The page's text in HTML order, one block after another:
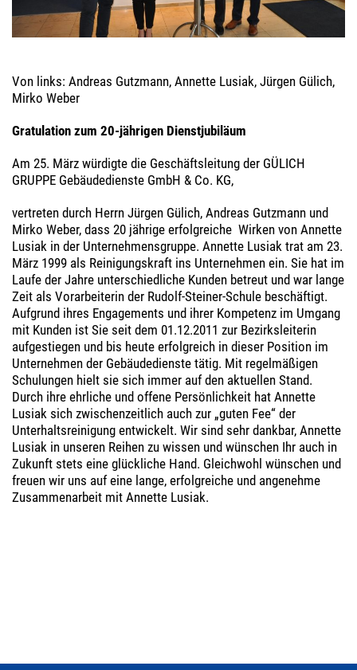
Von links: Andreas Gutzmann, Annette Lusiak, Jürgen Gülich,
Mirko Weber
Gratulation zum 20-jährigen Dienstjubiläum
Am 25. März würdigte die Geschäftsleitung der GÜLICH
GRUPPE Gebäudedienste GmbH & Co. KG,
vertreten durch Herrn Jürgen Gülich, Andreas Gutzmann und
Mirko Weber, dass 20 jährige erfolgreiche Wirken von Annette
Lusiak in der Unternehmensgruppe. Annette Lusiak trat am 23.
März 1999 als Reinigungskraft ins Unternehmen ein. Sie hat im
Laufe der Jahre unterschiedliche Kunden betreut und war lange
Zeit als Vorarbeiterin der Rudolf-Steiner-Schule beschäftigt.
Aufgrund ihres Engagements und ihrer Kompetenz im Umgang
mit Kunden ist Sie seit dem 01.12.2011 zur Bezirksleiterin
aufgestiegen und bis heute erfolgreich in dieser Position im
Unternehmen der Gebäudedienste tätig. Mit regelmäßigen
Schulungen hielt sie sich immer auf den aktuellen Stand.
Durch ihre ehrliche und offene Persönlichkeit hat Annette
Lusiak sich zwischenzeitlich auch zur „guten Fee“ der
Unterhaltsreinigung entwickelt. Wir sind sehr dankbar, Annette
Lusiak in unseren Reihen zu wissen und wünschen Ihr auch in
Zukunft stets eine glückliche Hand. Gleichwohl wünschen und
freuen wir uns auf eine lange, erfolgreiche und angenehme
Zusammenarbeit mit Annette Lusiak.